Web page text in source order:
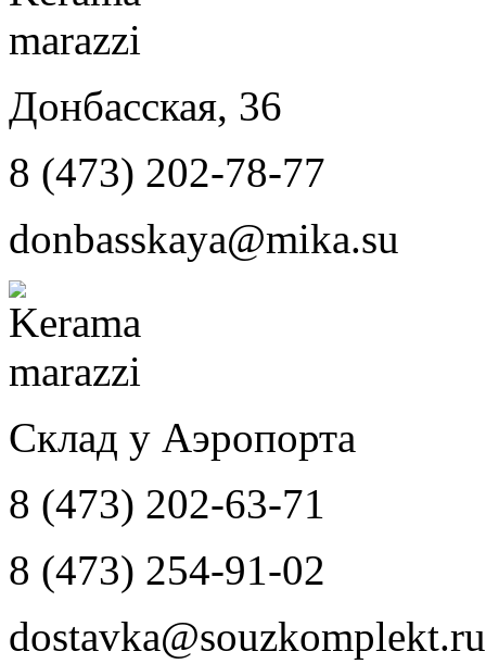
Донбасская, 36
8 (473) 202-78-77
donbasskaya@mika.su
Склад у Аэропорта
8 (473) 202-63-71
8 (473) 254-91-02
dostavka@souzkomplekt.ru